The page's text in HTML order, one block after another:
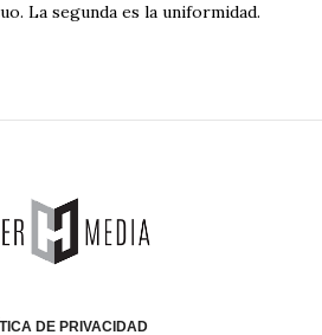
La segunda es la uniformidad.
DE PRIVACIDAD